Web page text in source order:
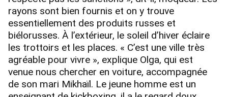
rayons sont bien fournis et on y trouve
essentiellement des produits russes et
biélorusses. À l’extérieur, le soleil d’hiver éclaire
les trottoirs et les places. « C’est une ville très
agréable pour vivre », explique Olga, qui est
venue nous chercher en voiture, accompagnée
de son mari Mikhaïl. Le jeune homme est un